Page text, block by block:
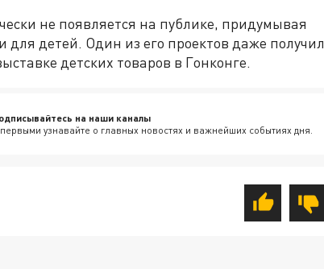
не появляется на публике, придумывая
детей. Один из его проектов даже получил
детских товаров в Гонконге.
на наши каналы
узнавайте о главных новостях и важнейших событиях дня.